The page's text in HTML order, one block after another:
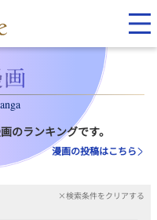
のランキングです。
漫画の投稿はこちら
×検索条件をクリアする